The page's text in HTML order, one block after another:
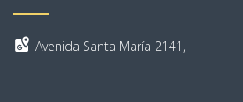
Avenida Santa María 2141,